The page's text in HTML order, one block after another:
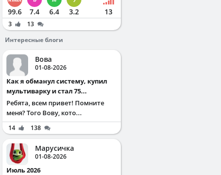
99.6 7.4 6.4 3.2 13
3
13
Интересные блоги
Вова
01-08-2026
Как я обманул систему, купил
мультиварку и стал 75...
Ребята, всем привет! Помните
меня? Того Вову, кото...
14 138
Марусичка
01-08-2026
Июль 2026